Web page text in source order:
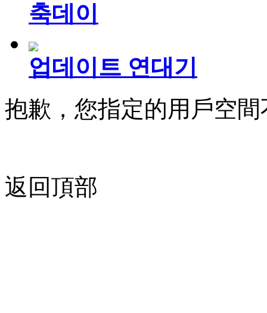
축데이
업데이트 연대기
抱歉，您指定的用戶空間
返回頂部